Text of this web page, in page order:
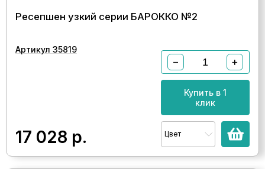
Ресепшен узкий серии БАРОККО №2
Артикул 35819
17 028 р.
− +
Купить в 1
клик
Цвет